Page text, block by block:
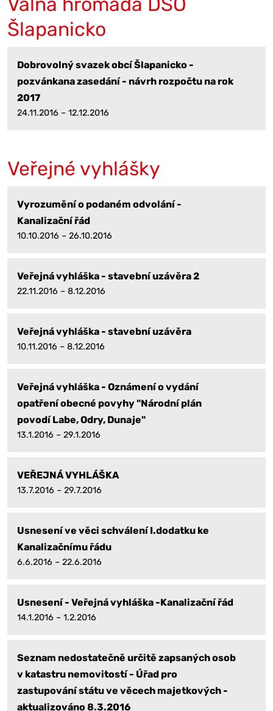
Šlapanicko
Dobrovolný svazek obcí Šlapanicko -
pozvánkana zasedání - návrh rozpočtu na rok
2017
24.11.2016 – 12.12.2016
Veřejné vyhlášky
Vyrozumění o podaném odvolání -
Kanalizační řád
10.10.2016 – 26.10.2016
Veřejná vyhláška - stavební uzávěra 2
22.11.2016 – 8.12.2016
Veřejná vyhláška - stavební uzávěra
10.11.2016 – 8.12.2016
Veřejná vyhláška - Oznámení o vydání
opatření obecné povyhy "Národní plán
povodí Labe, Odry, Dunaje"
13.1.2016 – 29.1.2016
VEŘEJNÁ VYHLÁŠKA
13.7.2016 – 29.7.2016
Usnesení ve věci schválení I.dodatku ke
Kanalizačnímu řádu
6.6.2016 – 22.6.2016
Usnesení - Veřejná vyhláška -Kanalizační řád
14.1.2016 – 1.2.2016
Seznam nedostatečně určitě zapsaných osob
v katastru nemovitostí - Úřad pro
zastupování státu ve věcech majetkových -
aktualizováno 8.3.2016